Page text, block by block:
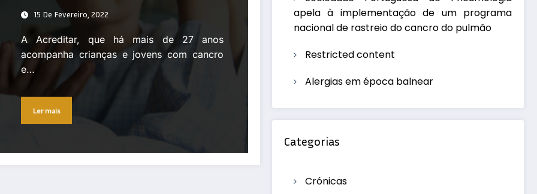
15 De Fevereiro, 2022
A Acreditar, que há mais de 27 anos
acompanha crianças e jovens com cancro
e…
Ler mais
apela à implementação de um programa
nacional de rastreio do cancro do pulmão
Restricted content
Alergias em época balnear
Categorias
Crónicas